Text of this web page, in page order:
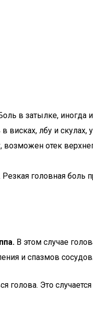
в затылке, иногда
висках, лбу и
отек
головная
В этом случае
и спазмов сосудов.
Это